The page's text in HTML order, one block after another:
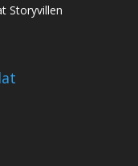
Storyvillen